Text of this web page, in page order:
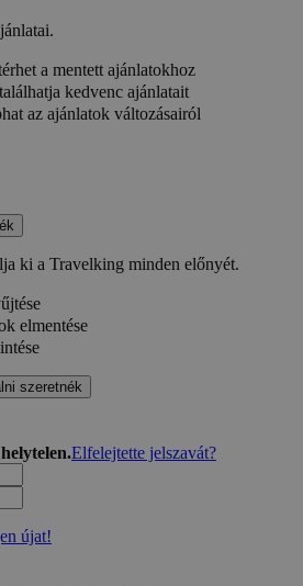
a mentett ajánlatokhoz
kedvenc ajánlatait
az ajánlatok változásairól
ki a Travelking minden előnyét.
elmentése
szeretnék
Elfelejtette jelszavát?
újat!